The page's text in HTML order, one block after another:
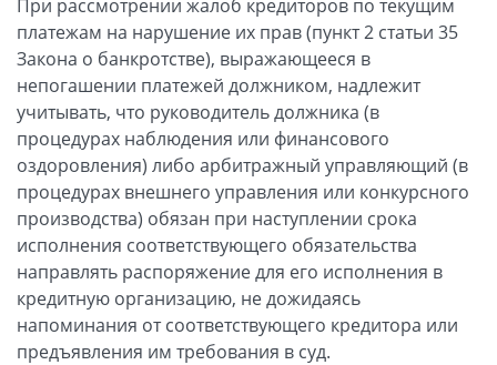
При рассмотрении жалоб кредиторов по текущим
платежам на нарушение их прав (пункт 2 статьи 35
Закона о банкротстве), выражающееся в
непогашении платежей должником, надлежит
учитывать, что руководитель должника (в
процедурах наблюдения или финансового
оздоровления) либо арбитражный управляющий (в
процедурах внешнего управления или конкурсного
производства) обязан при наступлении срока
исполнения соответствующего обязательства
направлять распоряжение для его исполнения в
кредитную организацию, не дожидаясь
напоминания от соответствующего кредитора или
предъявления им требования в суд.